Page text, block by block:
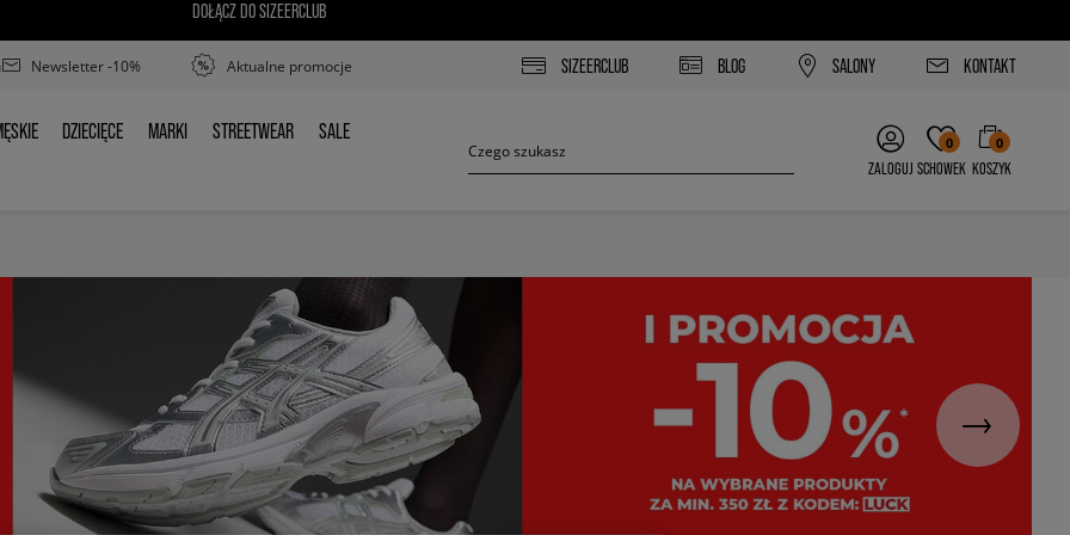
DOŁĄCZ DO SIZEERCLUB
Newsletter -10% Aktualne promocje SIZEERCLUB BLOG SALONY KONTAKT
DZIECIĘCE
DZIECIĘCE MARKI
MARKI STREETWEAR
STREETWEAR SALE
SALE
ZALOGUJ
0
SCHOWEK
0
KOSZYK